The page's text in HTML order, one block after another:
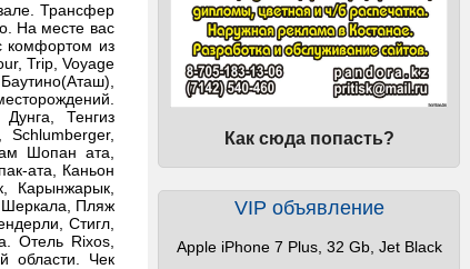
Как сюда попасть?
VIP объявление
Apple iPhone 7 Plus, 32 Gb, Jet Black
Трансфер
На месте вас
комфортом из
Trip, Voyage
Тенгиз
Шопан ата,
ата, Каньон
Карынжарык,
Шеркала, Пляж
Стигл,
Отель Rixos,
области. Чек